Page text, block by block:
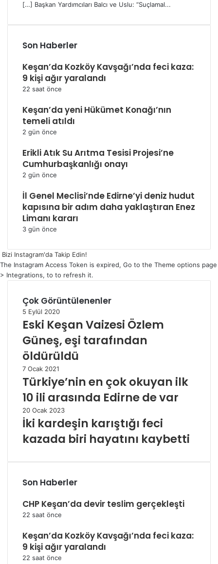
[…] Başkan Yardımcıları Balcı ve Uslu: “Suçlamal...
Son Haberler
Keşan’da Kozköy Kavşağı’nda feci kaza:
9 kişi ağır yaralandı
22 saat önce
Keşan’da yeni Hükümet Konağı’nın
temeli atıldı
2 gün önce
Erikli Atık Su Arıtma Tesisi Projesi’ne
Cumhurbaşkanlığı onayı
2 gün önce
İl Genel Meclisi’nde Edirne’yi deniz hudut
kapısına bir adım daha yaklaştıran Enez
Limanı kararı
3 gün önce
Bizi Instagram'da Takip Edin!
The Instagram Access Token is expired, Go to the Theme options page
> Integrations, to to refresh it.
Çok Görüntülenenler
5 Eylül 2020
Eski Keşan Vaizesi Özlem
Güneş, eşi tarafından
öldürüldü
7 Ocak 2021
Türkiye’nin en çok okuyan ilk
10 ili arasında Edirne de var
20 Ocak 2023
İki kardeşin karıştığı feci
kazada biri hayatını kaybetti
Son Haberler
CHP Keşan’da devir teslim gerçekleşti
22 saat önce
Keşan’da Kozköy Kavşağı’nda feci kaza:
9 kişi ağır yaralandı
22 saat önce